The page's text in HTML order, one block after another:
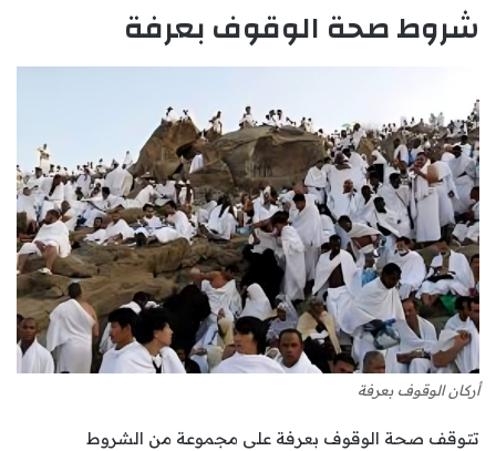
شروط صحة الوقوف بعرفة
أركان الوقوف بعرفة
تتوقف صحة الوقوف بعرفة على مجموعة من الشروط